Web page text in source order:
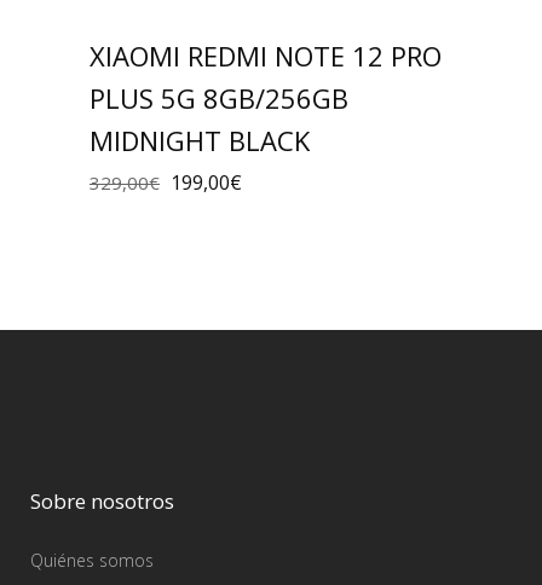
XIAOMI REDMI NOTE 12 PRO
PLUS 5G 8GB/256GB
MIDNIGHT BLACK
329,00€ 199,00€
Sobre nosotros
Quiénes somos